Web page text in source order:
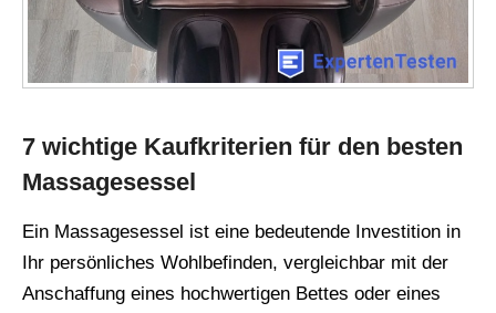
7 wichtige Kaufkriterien für den besten
Massagesessel
Ein Massagesessel ist eine bedeutende Investition in
Ihr persönliches Wohlbefinden, vergleichbar mit der
Anschaffung eines hochwertigen Bettes oder eines